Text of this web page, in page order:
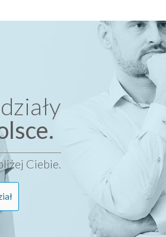
Ciebie.